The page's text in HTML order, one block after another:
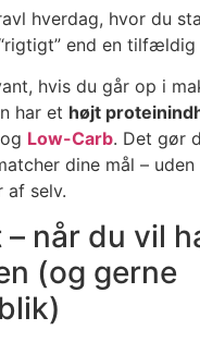
hverdag, hvor du
end en tilfældig
hvis du går op i
har et højt
og Low-Carb. Det gør
dine mål –
af selv.
når du vil
(og gerne